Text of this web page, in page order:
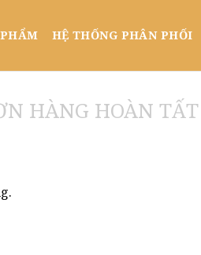
HỆ THỐNG PHÂN PHỐI
HÀNG HOÀN TẤT